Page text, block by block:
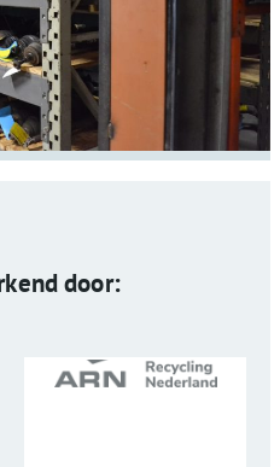
door: